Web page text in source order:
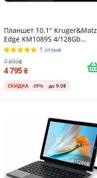
Планшет 10.1" Kruger&Matz
Edge KM1089S 4/128Gb
Windows 11 Черный
1 отзыв
7 899
4 795
СКИДКА -39% до 9.08